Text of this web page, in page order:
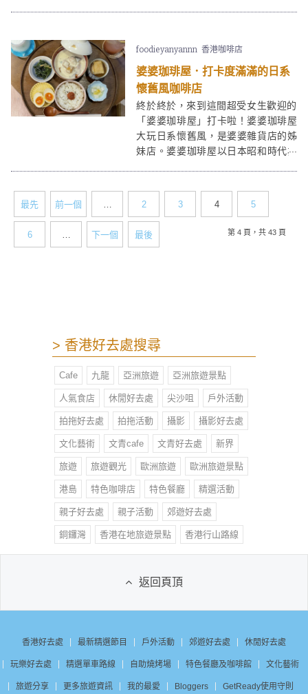
foodieyanyannn 香港咖啡店
婆婆珈琲屋．打卡度滿滿的日系
懷舊風咖啡店
終於終於，來到這間超受女生歡迎的
「婆婆珈琲屋」打卡啦！婆婆珈琲屋
大玩日系懷舊風，是婆婆雜貨店的姊
妹店。婆婆珈琲屋以日本昭和時代為
最先 前一個 … 2 3 4 5
6 … 下一個 最後 第 4 頁，共 43 頁
> 香港好去處搜尋
Cafe 九龍 亞洲旅遊 亞洲旅遊景點
人氣食店 休閒好去處 尖沙咀 戶外活動
拍拖好去處 拍拖活動 攝影 攝影好去處
文化藝術 文青cafe 文青好去處 新界
旅遊 旅遊觀光 歐洲旅遊 歐洲旅遊景點
港島 特色咖啡店 特色餐廳 精選活動
親子好去處 親子活動 郊遊好去處
銅鑼灣 香港在地旅遊景點 香港行山路線
返回頁頂
香港好去處 最新精選節目 戶外活動 郊遊好去處 休閒好去處
玩樂好去處 精選單車路線 自助燒烤場 特色餐廳及咖啡館 文化藝術
旅遊分享 更多旅遊資訊 我的最愛 Bloggers GetReady使用守則